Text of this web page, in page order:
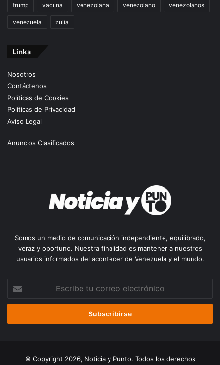
trump vacuna venezolana venezolano venezolanos
venezuela zulia
Links
Nosotros
Contáctenos
Políticas de Cookies
Políticas de Privacidad
Aviso Legal
Anuncios Clasificados
Somos un medio de comunicación independiente, equilibrado,
veraz y oportuno. Nuestra finalidad es mantener a nuestros
usuarios informados del acontecer de Venezuela y el mundo.
correo
© Copyright 2026, Noticia y Punto. Todos los derechos